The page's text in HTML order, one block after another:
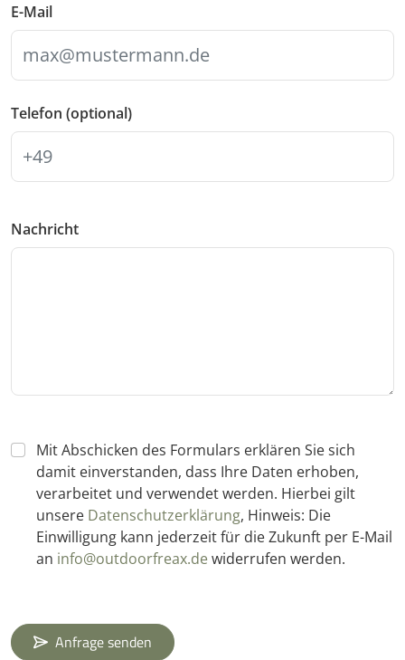
E-Mail
Telefon (optional)
Nachricht
Mit Abschicken des Formulars erklären Sie sich
damit einverstanden, dass Ihre Daten erhoben,
verarbeitet und verwendet werden. Hierbei gilt
unsere Datenschutzerklärung, Hinweis: Die
Einwilligung kann jederzeit für die Zukunft per E-Mail
an info@outdoorfreax.dewiderrufen werden.
Anfrage senden